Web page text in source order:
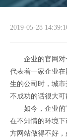
2019-05-28
企业的官网对
代表着一家企业
生的公司时，城
不成功的话很大可
如今，企业的
在不知情的环境
方网站做得不好